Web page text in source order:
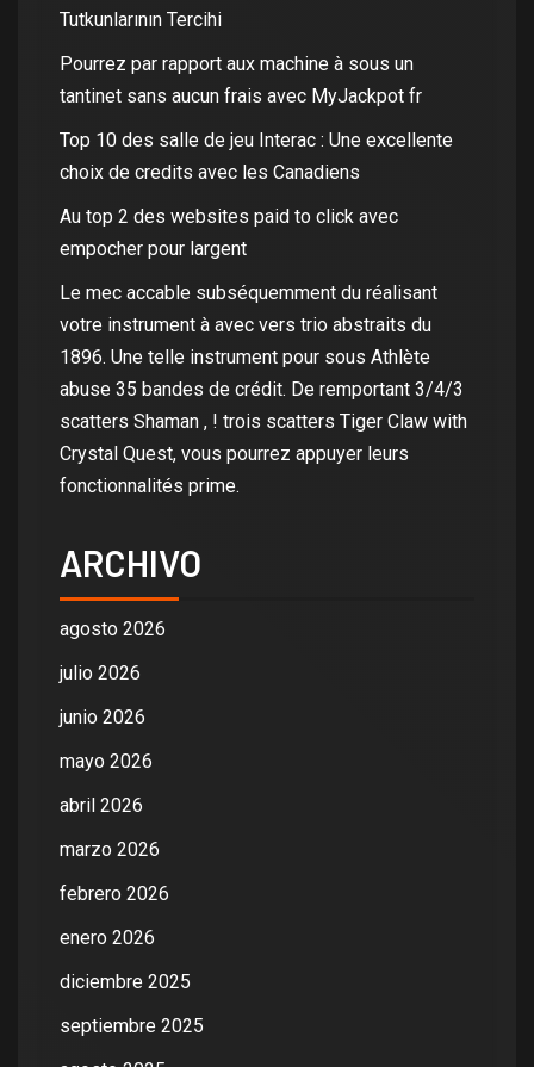
Tutkunlarının Tercihi
Pourrez par rapport aux machine à sous un
tantinet sans aucun frais avec MyJackpot fr
Top 10 des salle de jeu Interac : Une excellente
choix de credits avec les Canadiens
Au top 2 des websites paid to click avec
empocher pour largent
Le mec accable subséquemment du réalisant
votre instrument à avec vers trio abstraits du
1896. Une telle instrument pour sous Athlète
abuse 35 bandes de crédit. De remportant 3/4/3
scatters Shaman , ! trois scatters Tiger Claw with
Crystal Quest, vous pourrez appuyer leurs
fonctionnalités prime.
ARCHIVO
agosto 2026
julio 2026
junio 2026
mayo 2026
abril 2026
marzo 2026
febrero 2026
enero 2026
diciembre 2025
septiembre 2025